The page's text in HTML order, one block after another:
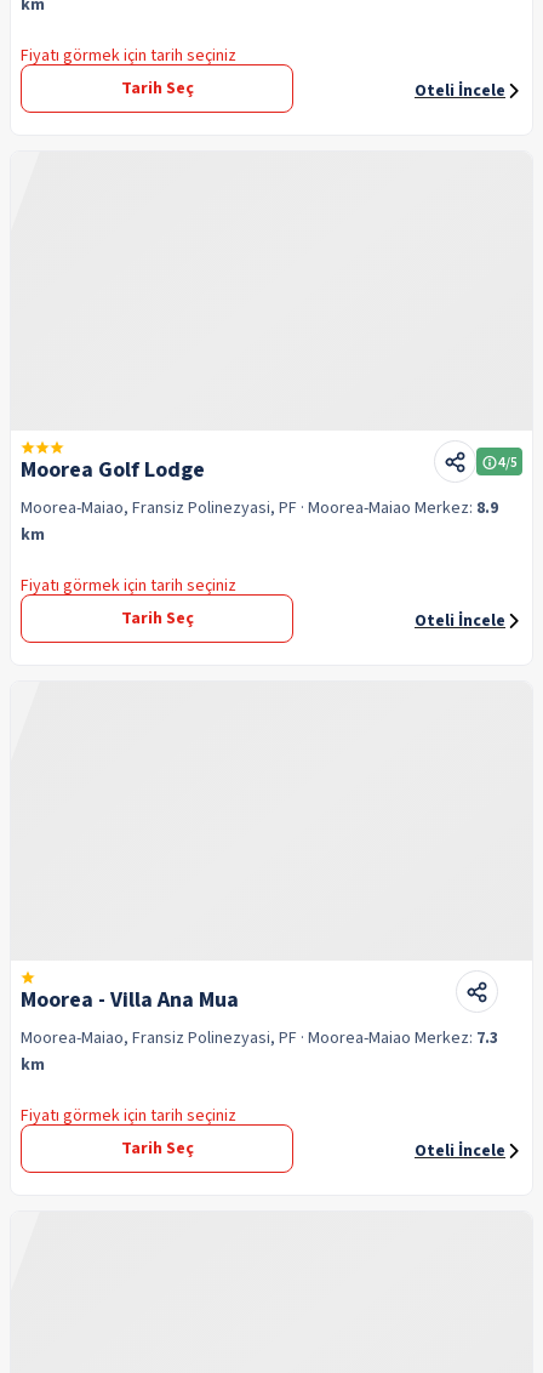
km
Fiyatı görmek için tarih seçiniz
Tarih Seç
Oteli İncele
Moorea Golf Lodge 4/5
Moorea-Maiao, Fransiz Polinezyasi, PF · Moorea-Maiao Merkez: 8.9
km
Fiyatı görmek için tarih seçiniz
Tarih Seç
Oteli İncele
Moorea - Villa Ana Mua
Moorea-Maiao, Fransiz Polinezyasi, PF · Moorea-Maiao Merkez: 7.3
km
Fiyatı görmek için tarih seçiniz
Tarih Seç
Oteli İncele